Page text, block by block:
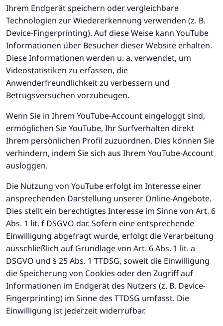
Ihrem Endgerät speichern oder vergleichbare
Technologien zur Wiedererkennung verwenden (z. B.
Device-Fingerprinting). Auf diese Weise kann YouTube
Informationen über Besucher dieser Website erhalten.
Diese Informationen werden u. a. verwendet, um
Videostatistiken zu erfassen, die
Anwenderfreundlichkeit zu verbessern und
Betrugsversuchen vorzubeugen.
Wenn Sie in Ihrem YouTube-Account eingeloggt sind,
ermöglichen Sie YouTube, Ihr Surfverhalten direkt
Ihrem persönlichen Profil zuzuordnen. Dies können Sie
verhindern, indem Sie sich aus Ihrem YouTube-Account
ausloggen.
Die Nutzung von YouTube erfolgt im Interesse einer
ansprechenden Darstellung unserer Online-Angebote.
Dies stellt ein berechtigtes Interesse im Sinne von Art. 6
Abs. 1 lit. f DSGVO dar. Sofern eine entsprechende
Einwilligung abgefragt wurde, erfolgt die Verarbeitung
ausschließlich auf Grundlage von Art. 6 Abs. 1 lit. a
DSGVO und § 25 Abs. 1 TTDSG, soweit die Einwilligung
die Speicherung von Cookies oder den Zugriff auf
Informationen im Endgerät des Nutzers (z. B. Device-
Fingerprinting) im Sinne des TTDSG umfasst. Die
Einwilligung ist jederzeit widerrufbar.